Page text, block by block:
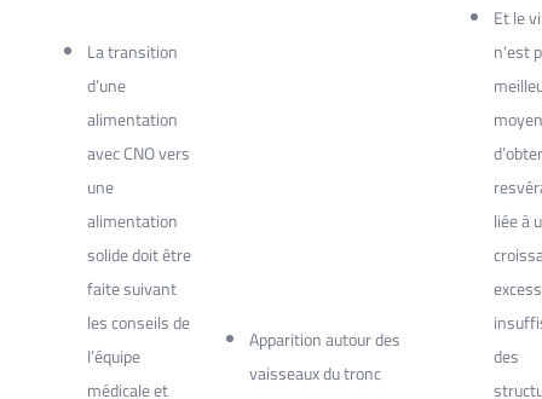
La transition
d’une
alimentation
avec CNO vers
une
alimentation
solide doit être
faite suivant
les conseils de
l’équipe
médicale et
Apparition autour des
vaisseaux du tronc
Et le
n’est
moyen
liée à
des